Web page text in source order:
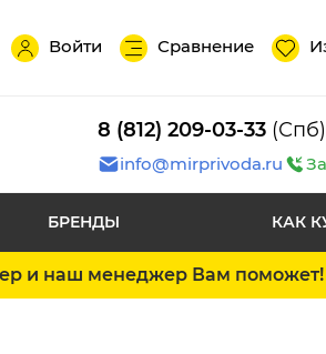
Войти Сравнение
8 (812) 209-03-33
info@mirprivoda.ru
БРЕНДЫ КАК
и наш менеджер Вам поможет!